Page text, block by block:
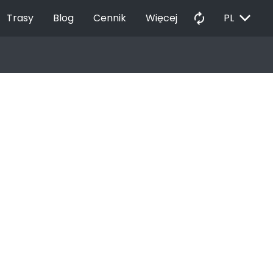
Trasy Blog Cennik Więcej autorenew PL EXPAND_MORE